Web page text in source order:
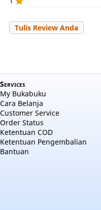
Tulis Review Anda
Services
My Bukabuku
Cara Belanja
Customer Service
Order Status
Ketentuan COD
Ketentuan Pengembalian
Bantuan